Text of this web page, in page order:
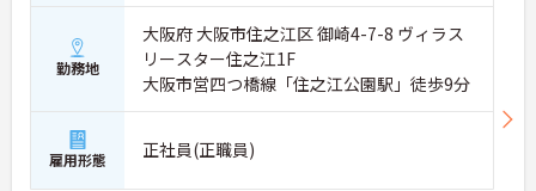
【勤続功労金で、長く続けるほど評価される福利厚
生体系です】
・満3年以上の勤務職員には3年ごとに勤続功労金
（最大162万円）を支給する制度があり、継続就業
への明確なインセンティブが設計されています
・定年65歳・再雇用制度も完備しており、腰を据え
て長期的に活躍できる基盤が整っています
勤務地
大阪府 大阪市住之江区 御崎4-7-8 ヴィラス
リースター住之江1F
大阪市営四つ橋線「住之江公園駅」徒歩9分
雇用形態 正社員(正職員)